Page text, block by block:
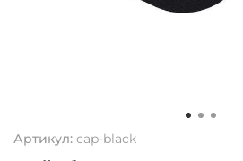
Артикул: cap-black